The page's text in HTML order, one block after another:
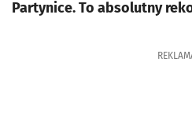
Partynice. To absolutny